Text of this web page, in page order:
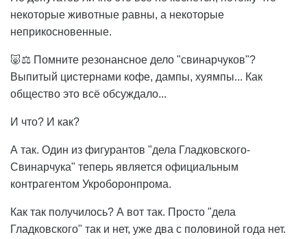
некоторые животные равны, а некоторые
неприкосновенные.
🐷⚖️ Помните резонансное дело "свинарчуков"?
Выпитый цистернами кофе, дампы, хуямпы... Как
общество это всё обсуждало...
И что? И как?
А так. Один из фигурантов "дела Гладковского-
Свинарчука" теперь является официальным
контрагентом Укроборонпрома.
Как так получилось? А вот так. Просто "дела
Гладковского" так и нет, уже два с половиной года нет.